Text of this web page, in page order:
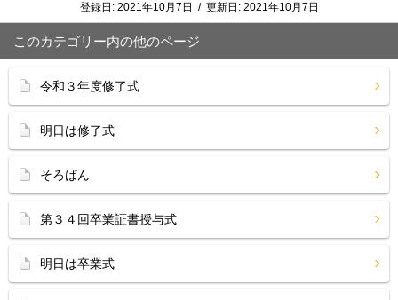
登録日: 2021年10月7日 / 更新日: 2021年10月7日
このカテゴリー内の他のページ
令和３年度修了式
明日は修了式
そろばん
第３４回卒業証書授与式
明日は卒業式